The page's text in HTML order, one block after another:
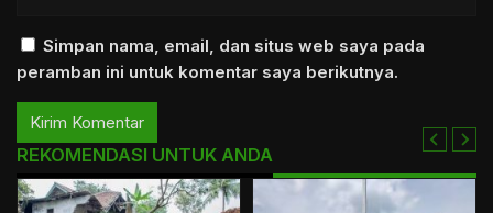
Simpan nama, email, dan situs web saya pada
peramban ini untuk komentar saya berikutnya.
REKOMENDASI UNTUK ANDA